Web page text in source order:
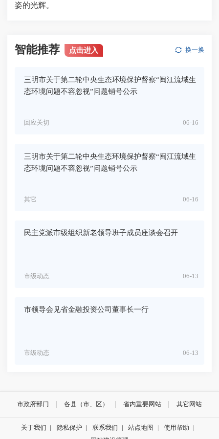
姿的光辉。
智能推荐 点击进入 换一换
三明市关于第二轮中央生态环境保护督察“闽江流域生
态环境问题不容忽视”问题销号公示
06-16
回应关切
三明市关于第二轮中央生态环境保护督察“闽江流域生
态环境问题不容忽视”问题销号公示
06-16
其它
民主党派市级组织新老领导班子成员座谈会召开
06-13
市级动态
市领导会见省金融投资公司董事长一行
06-13
市级动态
市政府部门 各县（市、区） 省内重要网站 其它网站
关于我们 | 隐私保护 | 联系我们 | 站点地图 | 使用帮助
|